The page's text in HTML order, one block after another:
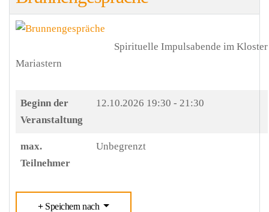
Spirituelle Impulsabende im Kloster
Mariastern
Beginn der
Veranstaltung
12.10.2026 19:30 - 21:30
max.
Teilnehmer
Unbegrenzt
Speichern nach